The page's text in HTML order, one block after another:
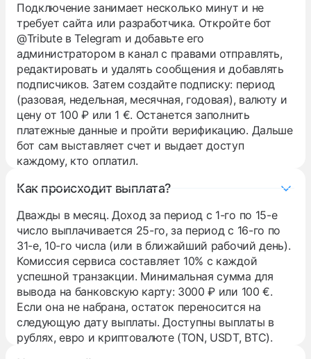
Подключение занимает несколько минут и не
требует сайта или разработчика. Откройте бот
@Tributeв Telegram и добавьте его
администратором в канал с правами отправлять,
редактировать и удалять сообщения и добавлять
подписчиков. Затем создайте подписку: период
(разовая, недельная, месячная, годовая), валюту и
цену от 100 ₽ или 1 €. Останется заполнить
платежные данные и пройти верификацию. Дальше
бот сам выставляет счет и выдает доступ
каждому, кто оплатил.
Как происходит выплата?
Дважды в месяц. Доход за период с 1-го по 15-е
число выплачивается 25-го, за период с 16-го по
31-е, 10-го числа (или в ближайший рабочий день).
Комиссия сервиса составляет 10% с каждой
успешной транзакции. Минимальная сумма для
вывода на банковскую карту: 3000 ₽ или 100 €.
Если она не набрана, остаток переносится на
следующую дату выплаты. Доступны выплаты в
рублях, евро и криптовалюте (TON, USDT, BTC).